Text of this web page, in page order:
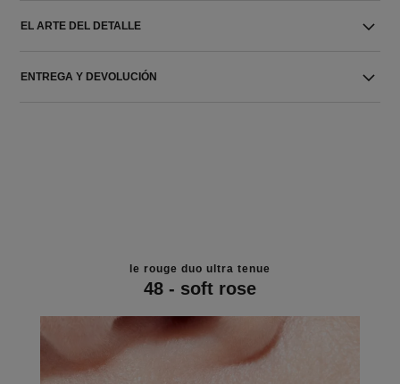
EL ARTE DEL DETALLE
ENTREGA Y DEVOLUCIÓN
le rouge duo ultra tenue
48 - soft rose